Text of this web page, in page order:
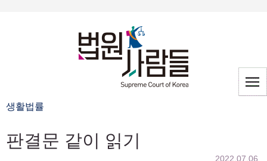
생활법률
판결문 같이 읽기
2022.07.06